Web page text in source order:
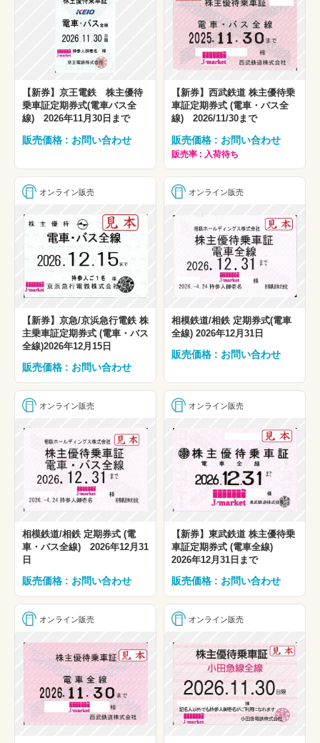
【新券】京王電鉄 株主優待
乗車証定期券式(電車バス全
線) 2026年11月30日まで
販売価格 : お問い合わせ
【新券】西武鉄道 株主優待乗
車証定期券式 (電車・バス全
線) 2026/11/30まで
販売価格 : お問い合わせ
販売率 : 入荷待ち
オンライン販売
【新券】京急/京浜急行電鉄 株
主乗車証定期券式 (電車・バス
全線)2026年12月15日
販売価格 : お問い合わせ
オンライン販売
相模鉄道/相鉄 定期券式(電車
全線) 2026年12月31日
販売価格 : お問い合わせ
オンライン販売
相模鉄道/相鉄 定期券式 (電
車・バス全線) 2026年12月31
日
販売価格 : お問い合わせ
オンライン販売
【新券】東武鉄道 株主優待乗
車証定期券式 (電車全線)
2026年12月31日まで
販売価格 : お問い合わせ
オンライン販売 オンライン販売